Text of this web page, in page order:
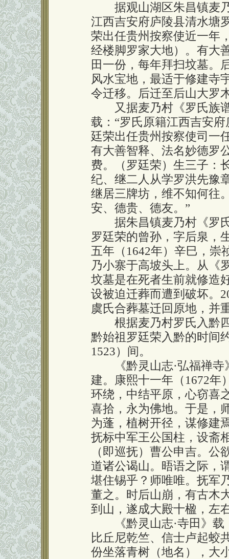
据观山湖区朱昌镇麦乃
江西吉安府庐陵县清水塘
荣出任贵州按察使近一年
经楼脚罗家大地）。有大
田一份，每年拜扫坟墓。
风水宝地，最适于修建寺
令迁移。后迁至后山大罗
又据麦乃村《罗氏族谱
载：“罗氏原籍江西吉安
廷荣出任贵州按察使司一
有大善智释、法名妙德罗
费。（罗廷荣）生三子：
纪、继二人从学罗洪先豫
继居三牌坊，维不知何往
安、德贵、德友。”
据朱昌镇麦乃村《罗氏
罗廷荣的曾孙，字后泉，
五年（1642年）辛巳，崇
乃小寨于高坡头上。从《
坟墓是在死者生前就修造
设被迫迁葬而遭到破坏。
虞氏合葬墓迁回原地，并
根据麦乃村罗氏入黔四
黔始祖罗廷荣入黔的时
1523）间。
《黔灵山志·弘福禅寺
建。康熙十一年（1672年
环绕，中结平原，心窃喜
喜拾，永为佛地。于是，
为蓬，植树开径，谋修建
抚标中军王公国柱，设斋
（即巡抚）曹公申吉。
道诸公谒山。晤语之际，
堪住锡乎？师唯唯。抚军
董之。时后山崩，有古木
到山，遂成大殿十楹，左
《黔灵山志·寺田》载
比丘尼乾竺、信士卢起蛟
份坐落青树（地名），大